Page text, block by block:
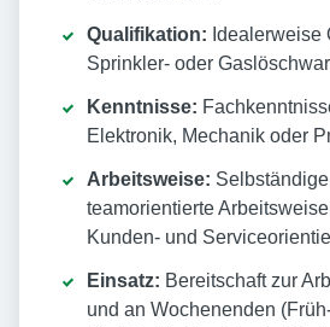
Qualifikation: Idealerweise
Sprinkler- oder
Kenntnisse:
Elektronik, Mechanik oder
Arbeitsweise:
teamorientierte
Kunden- und
Einsatz: Bereitschaft zur
und an Wochenenden